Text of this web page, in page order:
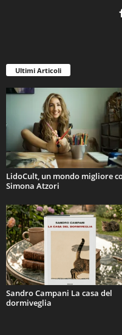
Ultimi Articoli
LidoCult, un mondo migliore
Simona Atzori
Sandro Campani La casa del
dormiveglia